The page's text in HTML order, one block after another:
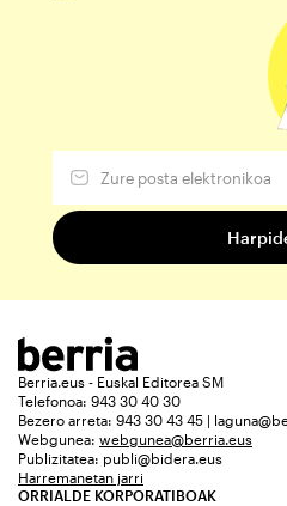
Berria.eus - Euskal Editorea SM
Telefonoa: 943 30 40 30
Bezero arreta: 943 30 43 45 |
Webgunea: webgunea@berria.eus
Publizitatea: publi@bidera.eus
Harremanetan jarri
ORRIALDE KORPORATIBOAK